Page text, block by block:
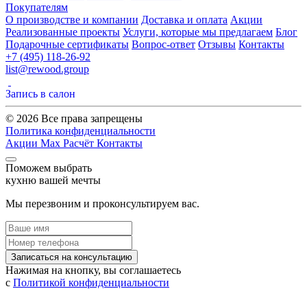
Покупателям
О производстве и компании Доставка и оплата Акции
Реализованные проекты Услуги, которые мы предлагаем Блог
Подарочные сертификаты Вопрос-ответ Отзывы Контакты
+7 (495) 118-26-92
list@rewood.group
Запись в салон
© 2026 Все права запрещены
Политика конфиденциальности
Акции Max Расчёт Контакты
Поможем выбрать
кухню вашей мечты
Мы перезвоним и проконсультируем вас.
Записаться на консультацию
Нажимая на кнопку, вы соглашаетесь
с Политикой конфиденциальности